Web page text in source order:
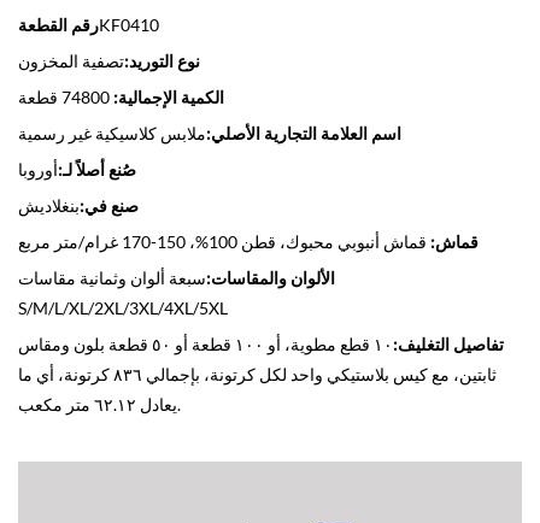
رقم القطعةKF0410
نوع التوريد:تصفية المخزون
الكمية الإجمالية:
اسم العلامة التجارية الأصلي:ملابس كلاسيكية غير رسمية
صُنع أصلاً لـ:أوروبا
صنع في:بنغلاديش
قماش: قماش أنبوبي محبوك، قطن 100%، 150-170 غرام/متر مربع
الألوان والمقاسات:سبعة ألوان وثمانية مقاسات
S/M/L/XL/2XL/3XL/4XL/5XL
تفاصيل التغليف:
١٠ قطع مطوية، أو ١٠٠ قطعة أو ٥٠ قطعة بلون ومقاس
ثابتين، مع كيس بلاستيكي واحد لكل كرتونة، بإجمالي ٨٣٦ كرتونة، أي ما
يعادل ٦٢.١٢ متر مكعب.